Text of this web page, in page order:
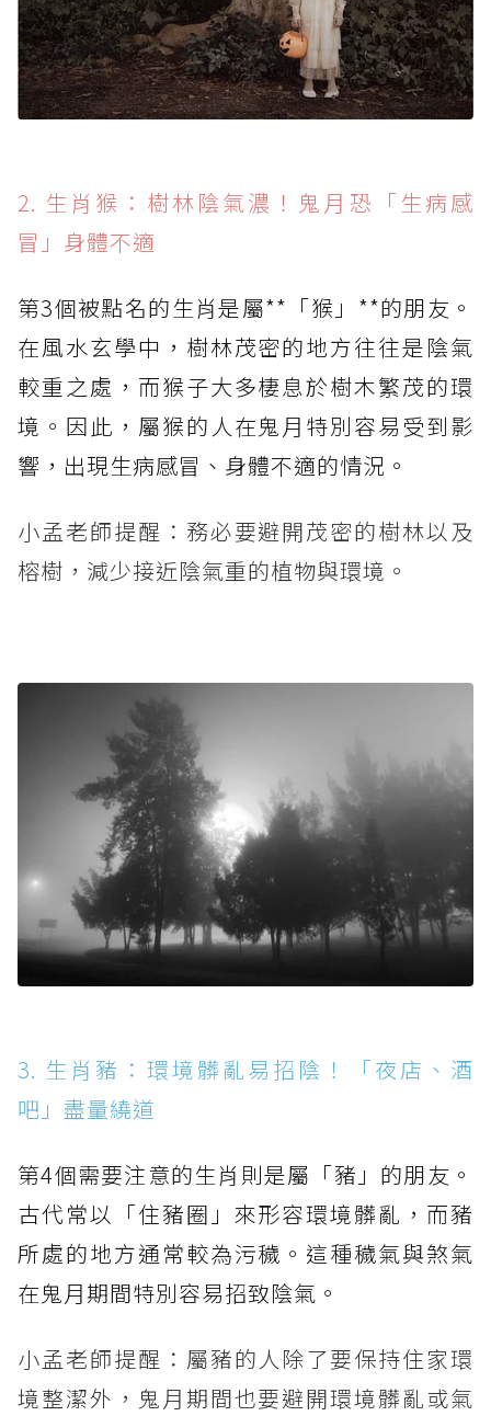
2. 生肖猴：樹林陰氣濃！鬼月恐「生病感
冒」身體不適
第3個被點名的生肖是屬**「猴」**的朋友。
在風水玄學中，樹林茂密的地方往往是陰氣
較重之處，而猴子大多棲息於樹木繁茂的環
境。因此，屬猴的人在鬼月特別容易受到影
響，出現生病感冒、身體不適的情況。
小孟老師提醒：務必要避開茂密的樹林以及
榕樹，減少接近陰氣重的植物與環境。
3. 生肖豬：環境髒亂易招陰！「夜店、酒
吧」盡量繞道
第4個需要注意的生肖則是屬「豬」的朋友。
古代常以「住豬圈」來形容環境髒亂，而豬
所處的地方通常較為污穢。這種穢氣與煞氣
在鬼月期間特別容易招致陰氣。
小孟老師提醒：屬豬的人除了要保持住家環
境整潔外，鬼月期間也要避開環境髒亂或氣